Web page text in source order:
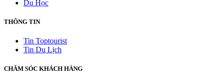
Du Học
THÔNG TIN
Tin Toptourist
Tin Du Lịch
CHĂM SÓC KHÁCH HÀNG